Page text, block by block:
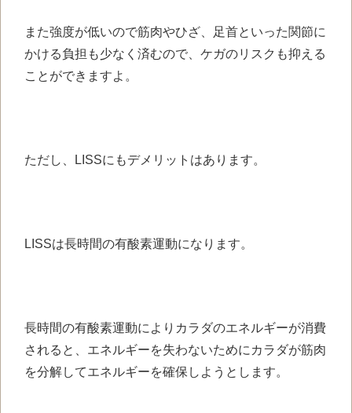
また強度が低いので筋肉やひざ、足首といった関節に
かける負担も少なく済むので、ケガのリスクも抑える
ことができますよ。
ただし、LISSにもデメリットはあります。
LISSは長時間の有酸素運動になります。
長時間の有酸素運動によりカラダのエネルギーが消費
されると、エネルギーを失わないためにカラダが筋肉
を分解してエネルギーを確保しようとします。